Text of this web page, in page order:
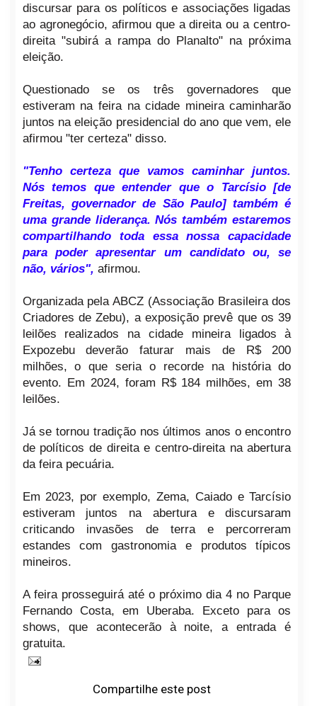
discursar para os políticos e associações ligadas
ao agronegócio, afirmou que a direita ou a centro-
direita "subirá a rampa do Planalto" na próxima
eleição.
Questionado se os três governadores que
estiveram na feira na cidade mineira caminharão
juntos na eleição presidencial do ano que vem, ele
afirmou "ter certeza" disso.
"Tenho certeza que vamos caminhar juntos.
Nós temos que entender que o Tarcísio [de
Freitas, governador de São Paulo] também é
uma grande liderança. Nós também estaremos
compartilhando toda essa nossa capacidade
para poder apresentar um candidato ou, se
não, vários", afirmou.
Organizada pela ABCZ (Associação Brasileira dos
Criadores de Zebu), a exposição prevê que os 39
leilões realizados na cidade mineira ligados à
Expozebu deverão faturar mais de R$ 200
milhões, o que seria o recorde na história do
evento. Em 2024, foram R$ 184 milhões, em 38
leilões.
Já se tornou tradição nos últimos anos o encontro
de políticos de direita e centro-direita na abertura
da feira pecuária.
Em 2023, por exemplo, Zema, Caiado e Tarcísio
estiveram juntos na abertura e discursaram
criticando invasões de terra e percorreram
estandes com gastronomia e produtos típicos
mineiros.
A feira prosseguirá até o próximo dia 4 no Parque
Fernando Costa, em Uberaba. Exceto para os
shows, que acontecerão à noite, a entrada é
gratuita.
Compartilhe este post